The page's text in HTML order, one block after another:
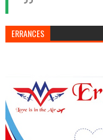
ERRANCES